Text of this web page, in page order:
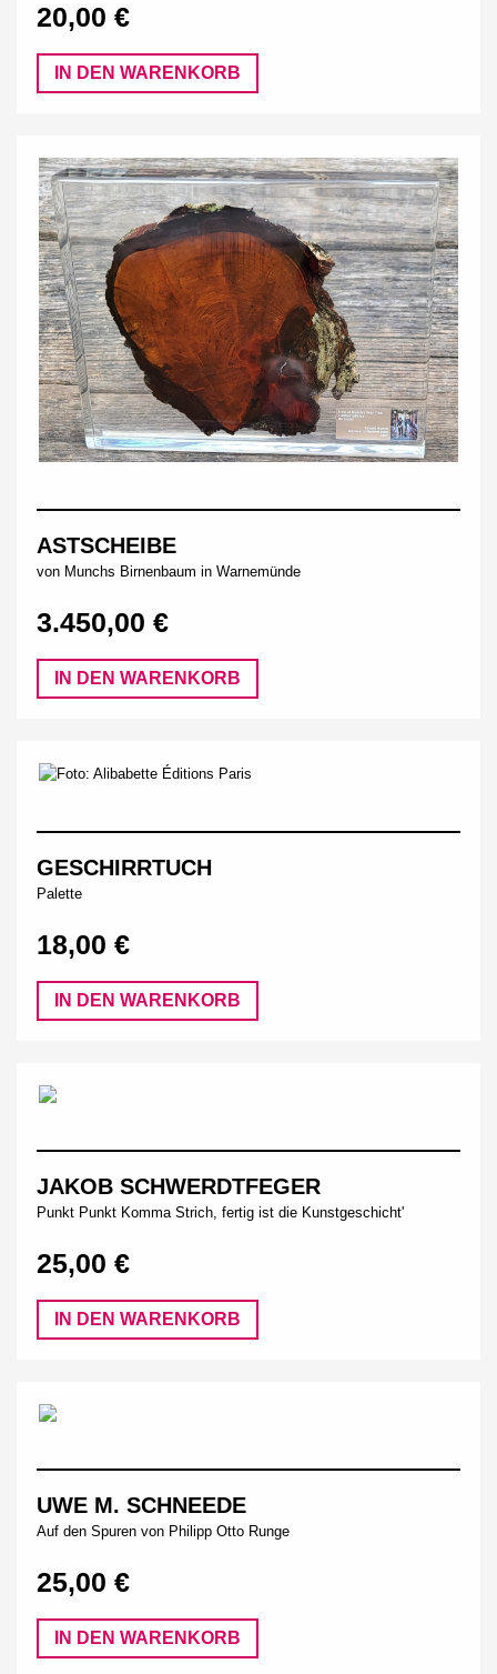
20,00 €
IN DEN WARENKORB
ASTSCHEIBE
von Munchs Birnenbaum in Warnemünde
3.450,00 €
IN DEN WARENKORB
GESCHIRRTUCH
Palette
18,00 €
IN DEN WARENKORB
JAKOB SCHWERDTFEGER
Punkt Punkt Komma Strich, fertig ist die Kunstgeschicht'
25,00 €
IN DEN WARENKORB
UWE M. SCHNEEDE
Auf den Spuren von Philipp Otto Runge
25,00 €
IN DEN WARENKORB